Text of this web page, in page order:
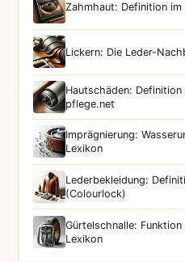
Zahmhaut: Definition im
Lickern: Die Leder-
Hautschäden:
pflege.net
Imprägnierung:
Lexikon
Lederbekleidung:
(Colourlock)
Gürtelschnalle:
Lexikon